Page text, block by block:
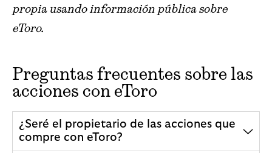
propia usando información pública sobre
eToro.
Preguntas frecuentes sobre las
acciones con eToro
¿Seré el propietario de las acciones que
compre con eToro?